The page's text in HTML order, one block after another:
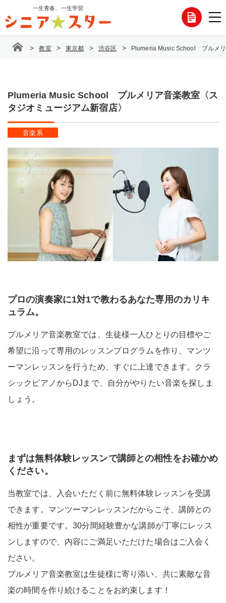
テ
一生青春、一生学習
各
い
> 教室 > 東京都 > 渋谷区 > Plumeria Music School プルメ
Plumeria Music School プルメリア音楽教室〈ス
タジオミュージアム新宿店〉
音楽系
プロの演奏家に1対1で教わるあなた専用のカリキ
ュラム。
プルメリア音楽教室では、生徒様一人ひとりの目標やご
希望に沿って専用のレッスンプログラムを作り、マンツ
ーマンレッスンを行うため、すぐに上達できます。クラ
シックピアノからDJまで、自分がやりたい音楽を探しま
しょう。
まずは無料体験レッスンで講師との相性をお確かめ
ください。
当教室では、入会いただく前に無料体験レッスンを受講
できます。マンツーマンレッスンだからこそ、講師との
相性が重要です。30分間経験豊かな講師が丁寧にレッス
ンしますので、内容にご満足いただけた場合はご入会く
ださい。
プルメリア音楽教室は生徒様に寄り添い、共に素敵な音
楽の時間を作り続けることをお約束します！